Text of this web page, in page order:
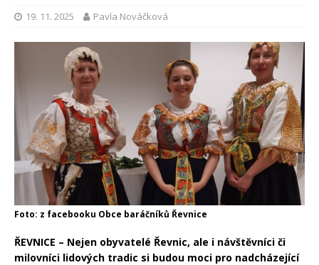
19. 11. 2025 Pavla Nováčková
Foto: z facebooku Obce baráčníků Řevnice
ŘEVNICE – Nejen obyvatelé Řevnic, ale i návštěvníci či
milovníci lidových tradic si budou moci pro nadcházející